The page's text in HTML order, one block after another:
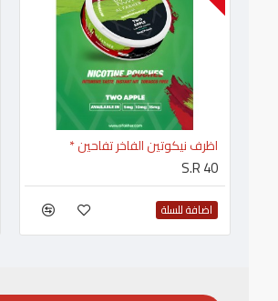
اظرف نيكوتين الفاخر تفاحين *
S.R 40
اضافة للسلة